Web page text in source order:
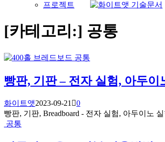
프로젝트
[카테고리:] 공통
공통
빵판, 기판 – 전자 실험, 아두이
화이트앳2023-09-21
0
빵판, 기판, Breadboard - 전자 실험, 아두이노
공통